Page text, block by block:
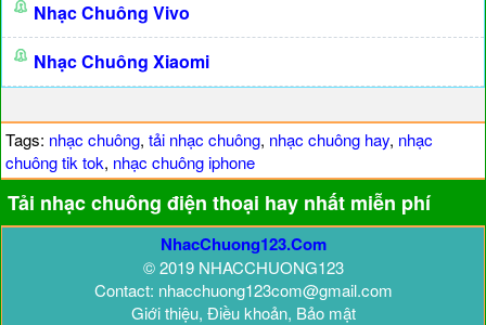
Nhạc Chuông Vivo
Nhạc Chuông Xiaomi
Tags: nhạc chuông, tải nhạc chuông, nhạc chuông hay, nhạc
chuông tik tok, nhạc chuông iphone
Tải nhạc chuông điện thoại hay nhất miễn phí
NhacChuong123.Com
© 2019 NHACCHUONG123
Contact: nhacchuong123com@gmail.com
Giới thiệu, Điều khoản, Bảo mật